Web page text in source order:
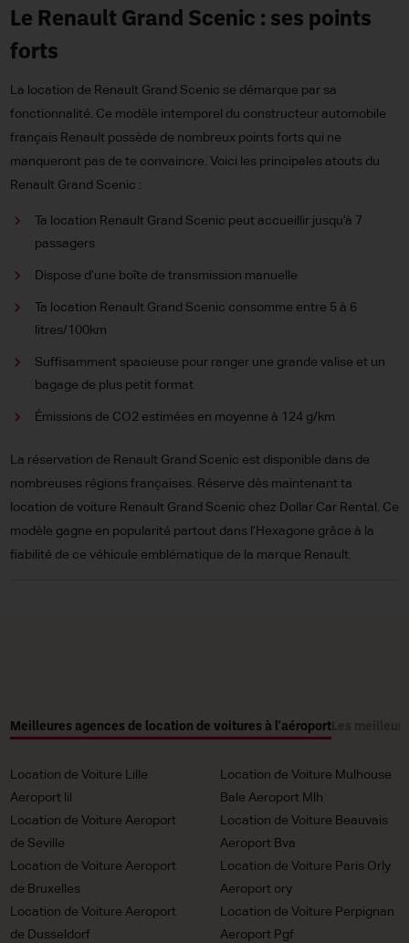
Le Renault Grand Scenic : ses points
forts
La location de Renault Grand Scenic se démarque par sa
fonctionnalité. Ce modèle intemporel du constructeur automobile
français Renault possède de nombreux points forts qui ne
manqueront pas de te convaincre. Voici les principales atouts du
Renault Grand Scenic :
Ta location Renault Grand Scenic peut accueillir jusqu’à 7
passagers
Dispose d’une boîte de transmission manuelle
Ta location Renault Grand Scenic consomme entre 5 à 6
litres/100km
Suffisamment spacieuse pour ranger une grande valise et un
bagage de plus petit format
Émissions de CO2 estimées en moyenne à 124 g/km
La réservation de Renault Grand Scenic est disponible dans de
nombreuses régions françaises. Réserve dès maintenant ta
location de voiture Renault Grand Scenic chez Dollar Car Rental. Ce
modèle gagne en popularité partout dans l’Hexagone grâce à la
fiabilité de ce véhicule emblématique de la marque Renault.
Meilleures agences de location de voitures à l'aéroportLes
Location de Voiture Lille
Aeroport lil
Location de Voiture Mulhouse
Bale Aeroport Mlh
Location de Voiture Aeroport
de Seville
Location de Voiture Beauvais
Aeroport Bva
Location de Voiture Aeroport
de Bruxelles
Location de Voiture Paris Orly
Aeroport ory
Location de Voiture Aeroport
de Dusseldorf
Location de Voiture Perpignan
Aeroport Pgf